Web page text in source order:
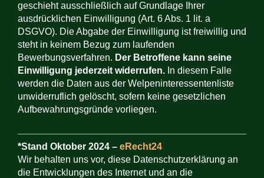
geschieht ausschließlich auf Grundlage Ihrer
ausdrücklichen Einwilligung (Art. 6 Abs. 1 lit. a
DSGVO). Die Abgabe der Einwilligung ist freiwillig und
steht in keinem Bezug zum laufenden
Bewerbungsverfahren. Der Betroffene kann seine
Einwilligung jederzeit widerrufen. In diesem Falle
werden die Daten aus der Welpeninteressentenliste
unwiderruflich gelöscht, sofern keine gesetzlichen
Aufbewahrungsgründe vorliegen.
*Stand Oktober 2024 – eRecht24
Wir behalten uns vor, diese Datenschutzerklärung an
die Entwicklungen des Internet und an die